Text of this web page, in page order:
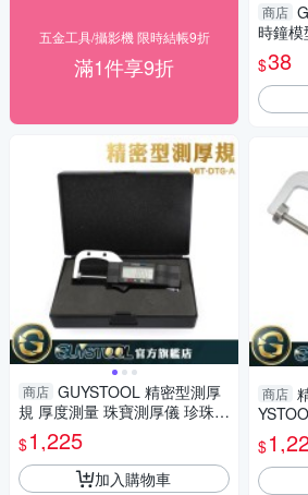
五金工具/攝影機 限時結帳9折
滿1件享9折
商店 GUYSTOOL 精密型測厚
規 厚度測量 珠寶測厚儀 珍珠測
量儀 DIY配件 測圓珠直徑 珠寶
厚度 MIT-DTG-A
$1,225
加入購物車
商店
時鐘模
鐘 時
連動 教
$38
商店
測量
用 珠寶
$